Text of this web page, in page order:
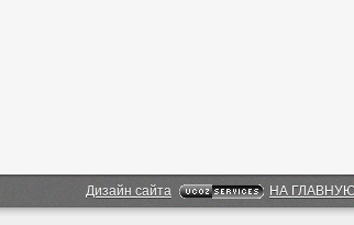
Дизайн сайта НА